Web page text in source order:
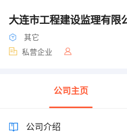
大连市工程建设监理有限
其它
私营企业
公司主页
公司介绍